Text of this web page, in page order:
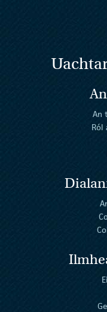
An
Ról